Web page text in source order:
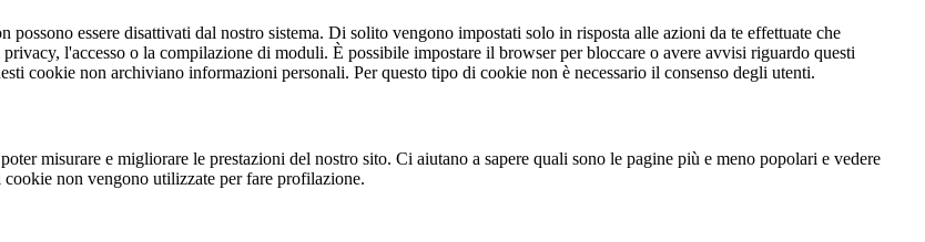
essere disattivati dal nostro sistema. Di solito vengono impostati solo in risposta alle azioni da te effettuate che
l'accesso o la compilazione di moduli. È possibile impostare il browser per bloccare o avere avvisi riguardo questi
cookie non archiviano informazioni personali. Per questo tipo di cookie non è necessario il consenso degli utenti.
misurare e migliorare le prestazioni del nostro sito. Ci aiutano a sapere quali sono le pagine più e meno popolari e vedere
non vengono utilizzate per fare profilazione.